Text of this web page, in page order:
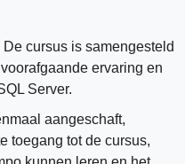
De cursus is samengesteld
ervaring en
Server.
aangeschaft,
toegang tot de cursus,